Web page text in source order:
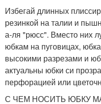
Избегай длинных
резинкой на талии и
а-ля "рюсс". Вместо них
юбкам на пуговицах,
высокими разрезами и
актуальны юбки си
перфорацией или
С ЧЕМ НОСИТЬ ЮБКУ